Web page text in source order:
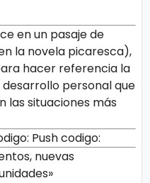
en un pasaje de
la novela picaresca),
hacer referencia la
personal que
las situaciones más
Push codigo:
nuevas